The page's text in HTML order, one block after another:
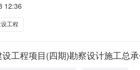
设备采购项目招标代理服务采购二、项目
12:36
工程
工程项目(四期)勘察设计施工总